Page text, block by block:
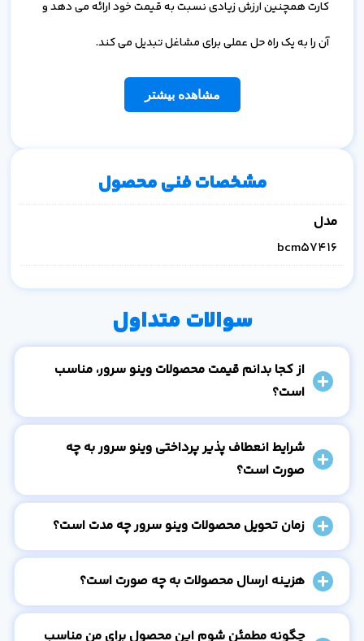
کارت همچنین ارزش زیادی نسبت به قیمت خود ارائه می دهد و
آن را به یک راه حل عملی برای مشاغل تبدیل می کند.
مشاهده بیشتر
مشخصات فنی محصول
مدل
bcm57416
سوالات متداول
از کجا بدانم قیمت محصولات وینو سرور، مناسب
است؟
شرایط انعطاف پذیر پرداختی وینو سرور به چه
صورت است؟
زمان تحویل محصولات وینو سرور چه مدت است؟
هزینه ارسال محصولات به چه صورت است؟
چگونه مطمئن شوم این محصول برای من مناسب